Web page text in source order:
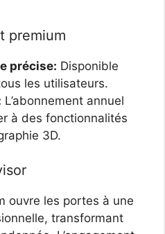
premium
précise: Disponible
les utilisateurs.
L’abonnement annuel
à des fonctionnalités
3D.
ouvre les portes à une
transformant